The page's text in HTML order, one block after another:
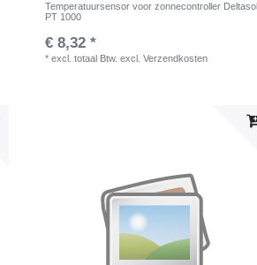
Temperatuursensor voor zonnecontroller Deltasol
PT 1000
€ 8,32 *
*excl. totaal Btw. excl.Verzendkosten